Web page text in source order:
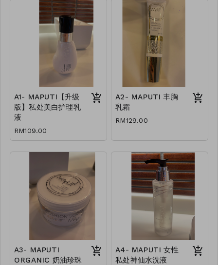
A1- MAPUTI【升级
版】私处美白护理乳
液
RM109.00
A2- MAPUTI 丰胸
乳霜
RM129.00
A3- MAPUTI
ORGANIC 奶油珍珠
A4- MAPUTI 女性
私处神仙水洗液